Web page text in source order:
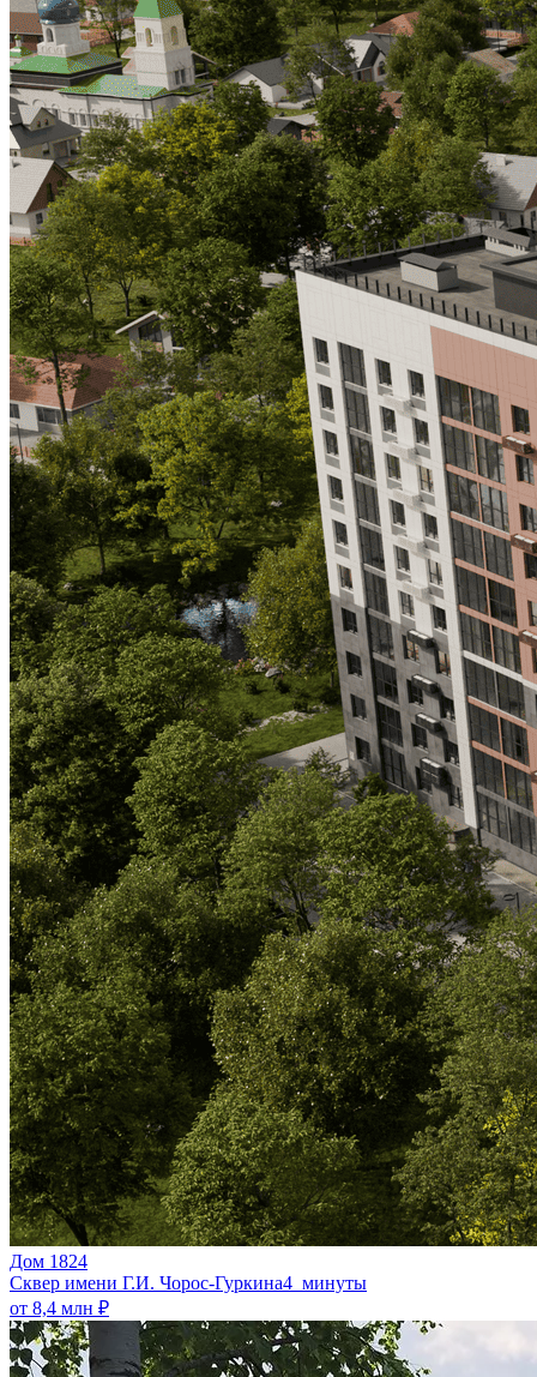
Дом 1824
Сквер имени Г.И. Чорос-Гуркина4 минуты
от 8,4 млн ₽